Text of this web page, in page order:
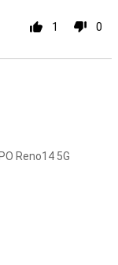
1 0
Reno14 5G